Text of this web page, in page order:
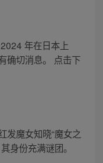
年在日本上
确切消息。 点击下
发魔女知晓“魔女之
身份充满谜团。